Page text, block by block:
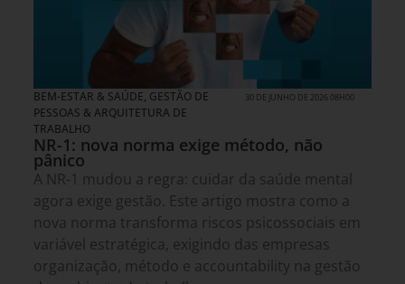
BEM-ESTAR & SAÚDE, GESTÃO DE
PESSOAS & ARQUITETURA DE
TRABALHO
30 DE JUNHO DE 2026 08H00
NR-1: nova norma exige método, não
pânico
A NR-1 mudou a regra: cuidar da saúde mental
agora exige gestão. Este artigo mostra como a
nova norma transforma riscos psicossociais em
variável estratégica, exigindo das empresas
organização, método e accountability na gestão